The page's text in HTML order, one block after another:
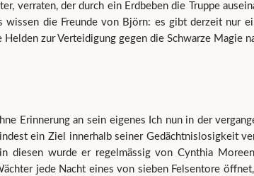
verraten, der durch ein Erdbeben die Truppe
die Freunde von Björn: es gibt derzeit nur
zur Verteidigung gegen die Schwarze Magie
Erinnerung an sein eigenes Ich nun in der
ein Ziel innerhalb seiner Gedächtnislosigkeit
diesen wurde er regelmässig von Cynthia
jede Nacht eines von sieben Felsentore